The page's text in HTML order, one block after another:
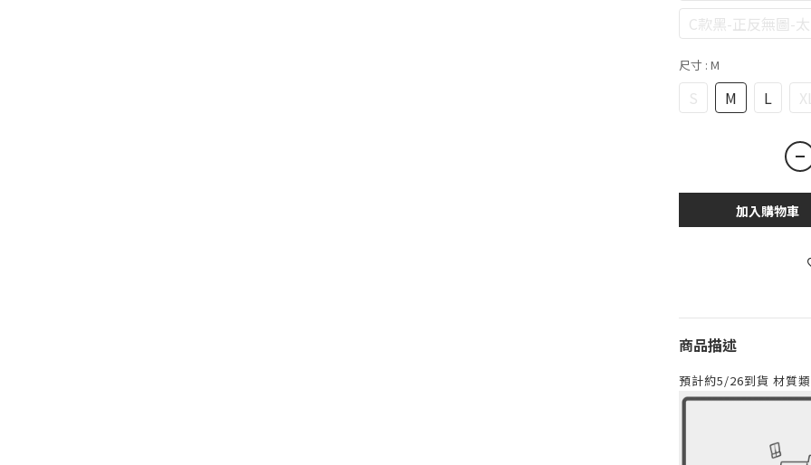
C款黑-正反無圖-
尺寸 : M
S M L
加入購物車
商品描述
預計約5/26到貨 材質